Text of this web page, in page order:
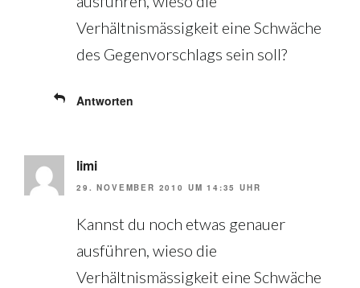
Verhältnismässigkeit eine Schwäche
des Gegenvorschlags sein soll?
Antworten
limi
29. NOVEMBER 2010 UM 14:35 UHR
Kannst du noch etwas genauer
ausführen, wieso die
Verhältnismässigkeit eine Schwäche